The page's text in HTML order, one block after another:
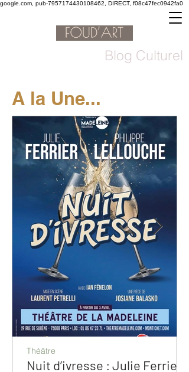
google.com, pub-7957174430108462, DIRECT, f08c47fec0942fa0
Blog Culturel
A la Une...
Nuit d’ivresse : Julie Ferrier
Théâtre